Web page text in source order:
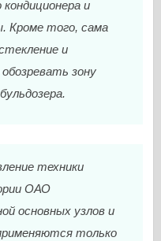
и
Кроме того, сама
и
зону
техники
ОАО
основных узлов и
только